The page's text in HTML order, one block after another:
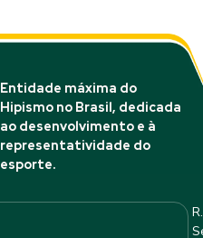
Entidade máxima do
Hipismo no Brasil, dedicada
ao desenvolvimento e à
representatividade do
esporte.
R.